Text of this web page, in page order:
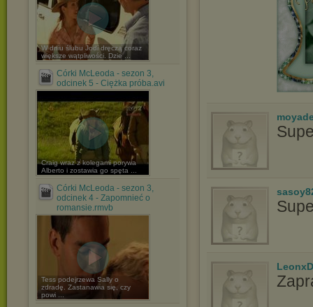
W dniu ślubu Jodi dręczą coraz
większe wątpliwości. Dzie ...
Córki McLeoda - sezon 3,
odcinek 5 - Ciężka próba.avi
Craig wraz z kolegami porywa
Alberto i zostawia go spęta ...
Córki McLeoda - sezon 3,
odcinek 4 - Zapomnieć o
romansie.rmvb
Tess podejrzewa Sally o
zdradę. Zastanawia się, czy
powi ...